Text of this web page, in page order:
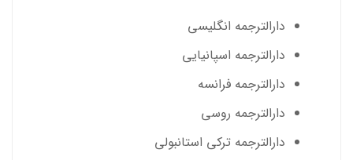
دارالترجمه انگلیسی
دارالترجمه اسپانیایی
دارالترجمه فرانسه
دارالترجمه روسی
دارالترجمه ترکی استانبولی